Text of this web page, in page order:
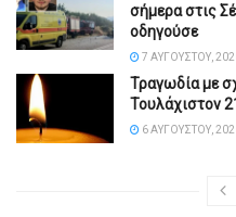
σήμερα στις
οδηγούσε
7 ΑΥΓΟΎΣΤΟΥ,
Τραγωδία με
Τουλάχιστον
6 ΑΥΓΟΎΣΤΟΥ,